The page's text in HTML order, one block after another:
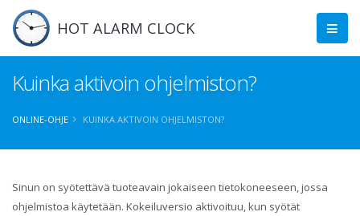
HOT ALARM CLOCK
Kuinka aktivoin ohjelmiston?
ONLINE-OHJE KUINKA AKTIVOIN OHJELMISTON?
Sinun on syötettävä tuoteavain jokaiseen tietokoneeseen, jossa
ohjelmistoa käytetään. Kokeiluversio aktivoituu, kun syötät